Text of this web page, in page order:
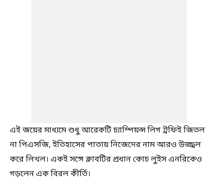
এই জয়ের মাধ্যমে শুধু আরেকটি চ্যাম্পিয়ন্স লিগ ট্রফিই জিতল
না পিএসজি, ইতিহাসের পাতায় নিজেদের নাম আরও উজ্জ্বল
করে লিখল। একই সঙ্গে ক্লাবটির প্রধান কোচ লুইস এনরিকেও
গড়লেন এক বিরল কীর্তি।